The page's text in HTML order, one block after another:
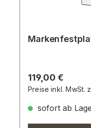
Regulärer Preis:
119,00 €
Preise inkl. MwSt.
sofort ab